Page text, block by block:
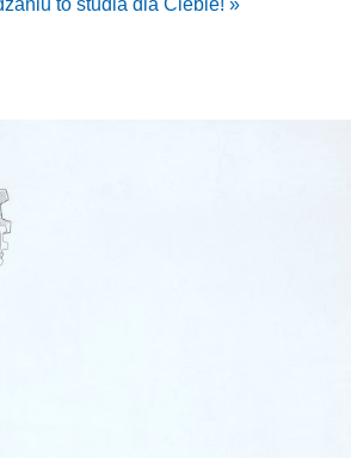
to studia dla Ciebie! »